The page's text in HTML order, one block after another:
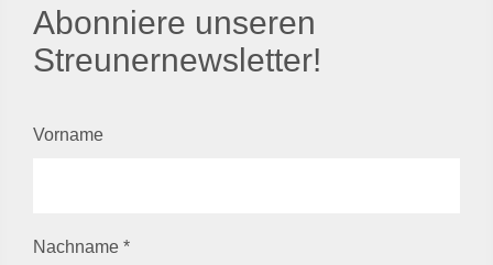
Abonniere unseren
Streunernewsletter!
Vorname
Nachname *